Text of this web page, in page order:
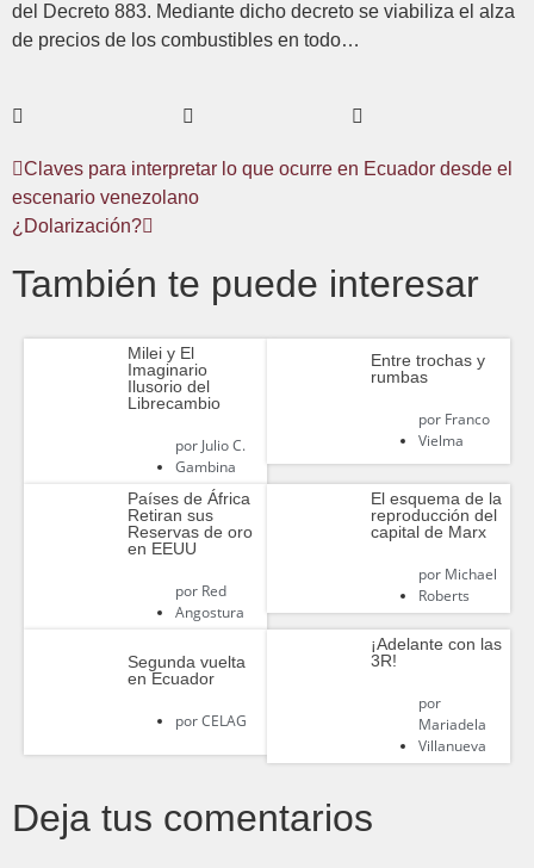
del Decreto 883. Mediante dicho decreto se viabiliza el alza
de precios de los combustibles en todo…
Claves para interpretar lo que ocurre en Ecuador desde el
escenario venezolano
¿Dolarización?
También te puede interesar
Milei y El
Imaginario
Ilusorio del
Librecambio
porJulio C.
Gambina
Entre trochas y
rumbas
porFranco
Vielma
Países de África
Retiran sus
Reservas de oro
en EEUU
porRed
Angostura
El esquema de la
reproducción del
capital de Marx
porMichael
Roberts
Segunda vuelta
en Ecuador
porCELAG
¡Adelante con las
3R!
por
Mariadela
Villanueva
Deja tus comentarios